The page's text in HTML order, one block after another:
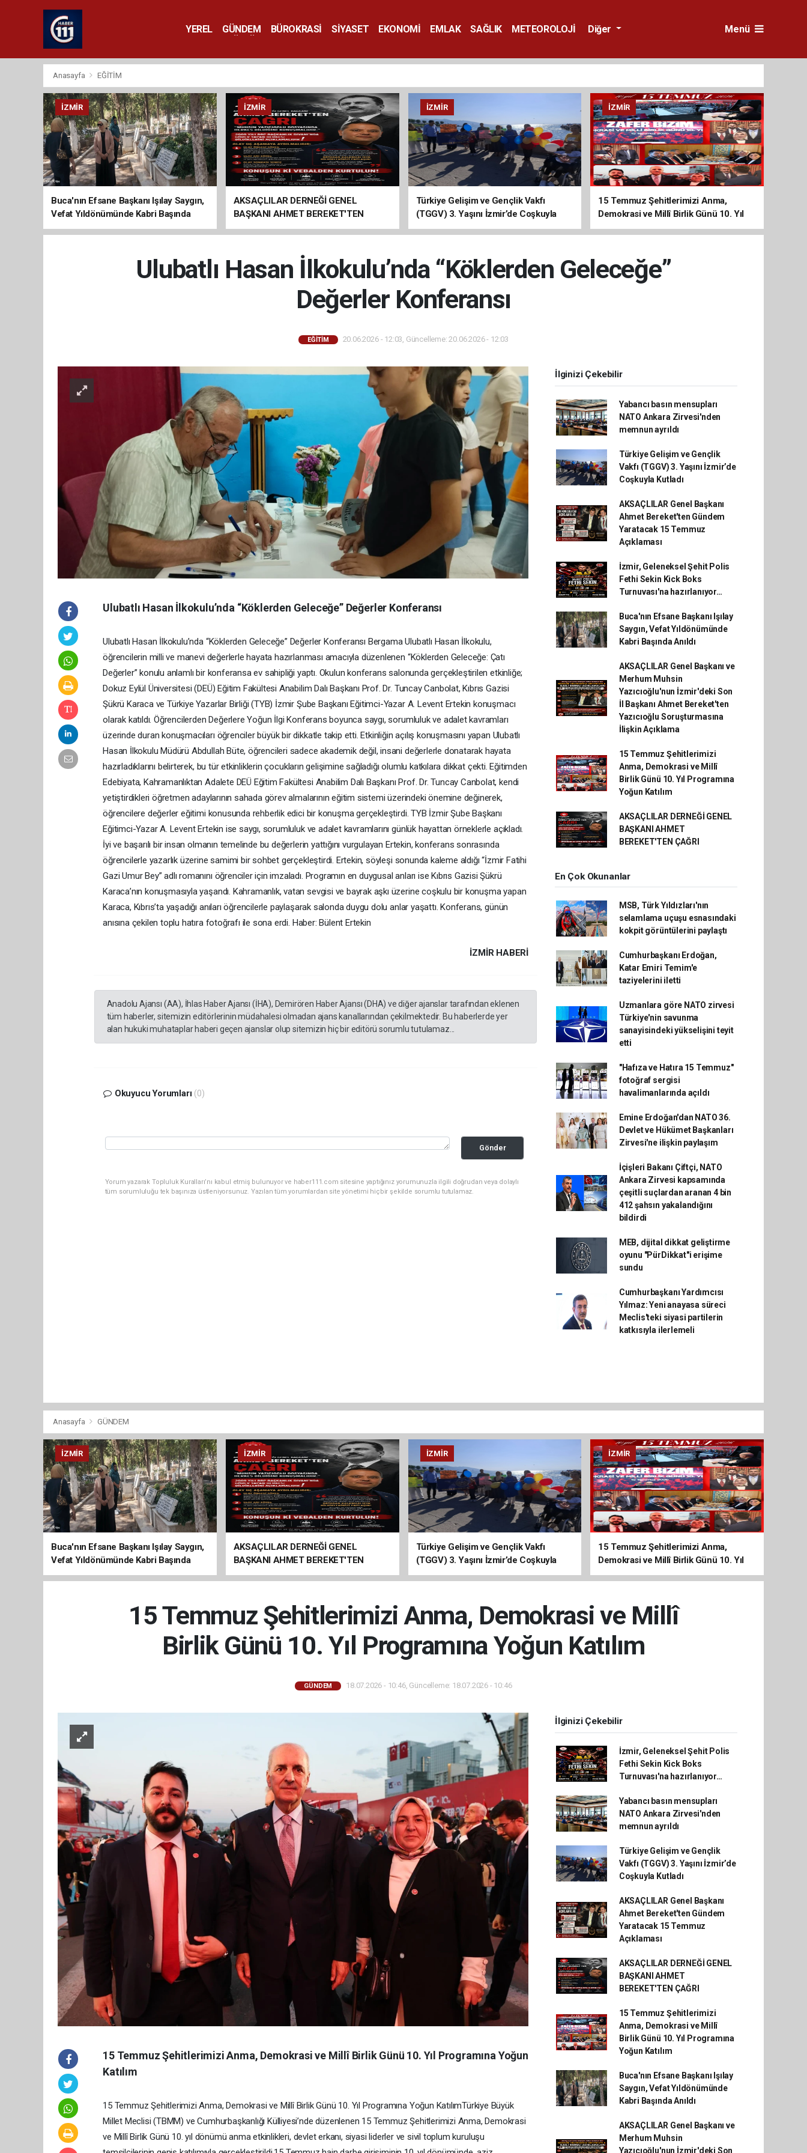
YEREL GÜNDEM BÜROKRASİ SİYASET EKONOMİ EMLAK SAĞLIK
METEOROLOJİ
Diğer Menü
Anasayfa EĞİTİM
İZMIR
Buca'nın Efsane Başkanı Işılay Saygın,
Vefat Yıldönümünde Kabri Başında
Anıldı
İZMIR
AKSAÇLILAR DERNEĞİ GENEL
BAŞKANI AHMET BEREKET'TEN
ÇAĞRI
İZMIR
Türkiye Gelişim ve Gençlik Vakfı
(TGGV) 3. Yaşını İzmir’de Coşkuyla
Kutladı
İZMIR
15 Temmuz Şehitlerimizi Anma,
Demokrasi ve Millî Birlik Günü 10. Yıl
Programına Yoğun Katılım
Ulubatlı Hasan İlkokulu’nda “Köklerden Geleceğe”
Değerler Konferansı
EĞİTİM 20.06.2026 - 12:03, Güncelleme: 20.06.2026 - 12:03
Ulubatlı Hasan İlkokulu’nda “Köklerden Geleceğe” Değerler Konferansı
Ulubatlı Hasan İlkokulu’nda “Köklerden Geleceğe” Değerler Konferansı Bergama Ulubatlı Hasan İlkokulu,
öğrencilerin milli ve manevi değerlerle hayata hazırlanması amacıyla düzenlenen “Köklerden Geleceğe: Çatı
Değerler” konulu anlamlı bir konferansa ev sahipliği yaptı. Okulun konferans salonunda gerçekleştirilen etkinliğe;
Dokuz Eylül Üniversitesi (DEÜ) Eğitim Fakültesi Anabilim Dalı Başkanı Prof. Dr. Tuncay Canbolat, Kıbrıs Gazisi
Şükrü Karaca ve Türkiye Yazarlar Birliği (TYB) İzmir Şube Başkanı Eğitimci-Yazar A. Levent Ertekin konuşmacı
olarak katıldı. Öğrencilerden Değerlere Yoğun İlgi Konferans boyunca saygı, sorumluluk ve adalet kavramları
üzerinde duran konuşmacıları öğrenciler büyük bir dikkatle takip etti. Etkinliğin açılış konuşmasını yapan Ulubatlı
Hasan İlkokulu Müdürü Abdullah Büte, öğrencileri sadece akademik değil, insani değerlerle donatarak hayata
hazırladıklarını belirterek, bu tür etkinliklerin çocukların gelişimine sağladığı olumlu katkılara dikkat çekti. Eğitimden
Edebiyata, Kahramanlıktan Adalete DEÜ Eğitim Fakültesi Anabilim Dalı Başkanı Prof. Dr. Tuncay Canbolat, kendi
yetiştirdikleri öğretmen adaylarının sahada görev almalarının eğitim sistemi üzerindeki önemine değinerek,
öğrencilere değerler eğitimi konusunda rehberlik edici bir konuşma gerçekleştirdi. TYB İzmir Şube Başkanı
Eğitimci-Yazar A. Levent Ertekin ise saygı, sorumluluk ve adalet kavramlarını günlük hayattan örneklerle açıkladı.
İyi ve başarılı bir insan olmanın temelinde bu değerlerin yattığını vurgulayan Ertekin, konferans sonrasında
öğrencilerle yazarlık üzerine samimi bir sohbet gerçekleştirdi. Ertekin, söyleşi sonunda kaleme aldığı “İzmir Fatihi
Gazi Umur Bey” adlı romanını öğrenciler için imzaladı. Programın en duygusal anları ise Kıbrıs Gazisi Şükrü
Karaca’nın konuşmasıyla yaşandı. Kahramanlık, vatan sevgisi ve bayrak aşkı üzerine coşkulu bir konuşma yapan
Karaca, Kıbrıs’ta yaşadığı anıları öğrencilerle paylaşarak salonda duygu dolu anlar yaşattı. Konferans, günün
anısına çekilen toplu hatıra fotoğrafı ile sona erdi. Haber: Bülent Ertekin
İZMIR HABERİ
Anadolu Ajansı (AA), İhlas Haber Ajansı (İHA), Demirören Haber Ajansı (DHA) ve diğer ajanslar tarafından eklenen
tüm haberler, sitemizin editörlerinin müdahalesi olmadan ajans kanallarından çekilmektedir. Bu haberlerde yer
alan hukuki muhataplar haberi geçen ajanslar olup sitemizin hiç bir editörü sorumlu tutulamaz...
Okuyucu Yorumları (0)
Gönder
Yorum yazarak Topluluk Kuralları’nı kabul etmiş bulunuyor ve haber111.com sitesine yaptığınız yorumunuzla ilgili doğrudan veya dolaylı
tüm sorumluluğu tek başınıza üstleniyorsunuz. Yazılan tüm yorumlardan site yönetimi hiçbir şekilde sorumlu tutulamaz.
İlginizi Çekebilir
Yabancı basın mensupları
NATO Ankara Zirvesi'nden
memnun ayrıldı
Türkiye Gelişim ve Gençlik
Vakfı (TGGV) 3. Yaşını İzmir’de
Coşkuyla Kutladı
AKSAÇLILAR Genel Başkanı
Ahmet Bereket'ten Gündem
Yaratacak 15 Temmuz
Açıklaması
İzmir, Geleneksel Şehit Polis
Fethi Sekin Kick Boks
Turnuvası'na hazırlanıyor…
Buca'nın Efsane Başkanı Işılay
Saygın, Vefat Yıldönümünde
Kabri Başında Anıldı
AKSAÇLILAR Genel Başkanı ve
Merhum Muhsin
Yazıcıoğlu'nun İzmir'deki Son
İl Başkanı Ahmet Bereket'ten
Yazıcıoğlu Soruşturmasına
İlişkin Açıklama
15 Temmuz Şehitlerimizi
Anma, Demokrasi ve Millî
Birlik Günü 10. Yıl Programına
Yoğun Katılım
AKSAÇLILAR DERNEĞİ GENEL
BAŞKANI AHMET
BEREKET'TEN ÇAĞRI
En Çok Okunanlar
MSB, Türk Yıldızları'nın
selamlama uçuşu esnasındaki
kokpit görüntülerini paylaştı
Cumhurbaşkanı Erdoğan,
Katar Emiri Temim'e
taziyelerini iletti
Uzmanlara göre NATO zirvesi
Türkiye'nin savunma
sanayisindeki yükselişini teyit
etti
"Hafıza ve Hatıra 15 Temmuz"
fotoğraf sergisi
havalimanlarında açıldı
Emine Erdoğan'dan NATO 36.
Devlet ve Hükümet Başkanları
Zirvesi'ne ilişkin paylaşım
İçişleri Bakanı Çiftçi, NATO
Ankara Zirvesi kapsamında
çeşitli suçlardan aranan 4 bin
412 şahsın yakalandığını
bildirdi
MEB, dijital dikkat geliştirme
oyunu "PürDikkat"i erişime
sundu
Cumhurbaşkanı Yardımcısı
Yılmaz: Yeni anayasa süreci
Meclis'teki siyasi partilerin
katkısıyla ilerlemeli
Anasayfa GÜNDEM
İZMIR
Buca'nın Efsane Başkanı Işılay Saygın,
Vefat Yıldönümünde Kabri Başında
Anıldı
İZMIR
AKSAÇLILAR DERNEĞİ GENEL
BAŞKANI AHMET BEREKET'TEN
ÇAĞRI
İZMIR
Türkiye Gelişim ve Gençlik Vakfı
(TGGV) 3. Yaşını İzmir’de Coşkuyla
Kutladı
İZMIR
15 Temmuz Şehitlerimizi Anma,
Demokrasi ve Millî Birlik Günü 10. Yıl
Programına Yoğun Katılım
15 Temmuz Şehitlerimizi Anma, Demokrasi ve Millî
Birlik Günü 10. Yıl Programına Yoğun Katılım
GÜNDEM 18.07.2026 - 10:46, Güncelleme: 18.07.2026 - 10:46
15 Temmuz Şehitlerimizi Anma, Demokrasi ve Millî Birlik Günü 10. Yıl Programına Yoğun
Katılım
15 Temmuz Şehitlerimizi Anma, Demokrasi ve Millî Birlik Günü 10. Yıl Programına Yoğun Katılım ​Türkiye Büyük
Millet Meclisi (TBMM) ve Cumhurbaşkanlığı Külliyesi’nde düzenlenen 15 Temmuz Şehitlerimizi Anma, Demokrasi
ve Millî Birlik Günü 10. yıl dönümü anma etkinlikleri, devlet erkanı, siyasi liderler ve sivil toplum kuruluşu
İlginizi Çekebilir
İzmir, Geleneksel Şehit Polis
Fethi Sekin Kick Boks
Turnuvası'na hazırlanıyor…
Yabancı basın mensupları
NATO Ankara Zirvesi'nden
memnun ayrıldı
Türkiye Gelişim ve Gençlik
Vakfı (TGGV) 3. Yaşını İzmir’de
Coşkuyla Kutladı
AKSAÇLILAR Genel Başkanı
Ahmet Bereket'ten Gündem
Yaratacak 15 Temmuz
Açıklaması
AKSAÇLILAR DERNEĞİ GENEL
BAŞKANI AHMET
BEREKET'TEN ÇAĞRI
15 Temmuz Şehitlerimizi
Anma, Demokrasi ve Millî
Birlik Günü 10. Yıl Programına
Yoğun Katılım
Buca'nın Efsane Başkanı Işılay
Saygın, Vefat Yıldönümünde
Kabri Başında Anıldı
AKSAÇLILAR Genel Başkanı ve
Merhum Muhsin
Yazıcıoğlu'nun İzmir'deki Son